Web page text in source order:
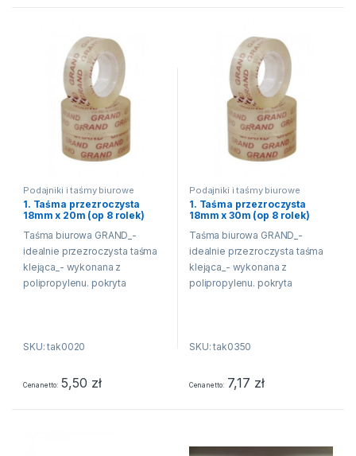
Podajniki i taśmy biurowe
1. Taśma przezroczysta
18mm x 20m (op 8 rolek)
Taśma biurowa GRAND_-
idealnie przezroczysta taśma
klejąca_- wykonana z
polipropylenu. pokryta
szkole_- wysoka przylepność i
sprzedaży 1 opakowanie
SKU: tak0020
Cena netto 5,50 zł
Podajniki i taśmy biurowe
1. Taśma przezroczysta
18mm x 30m (op 8 rolek)
Taśma biurowa GRAND_-
idealnie przezroczysta taśma
klejąca_- wykonana z
polipropylenu. pokryta
szkole_- wysoka przylepność i
sprzedaży 1 opakowanie
SKU: tak0350
Cena netto 7,17 zł